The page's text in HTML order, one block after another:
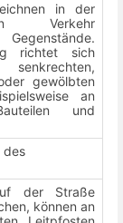
in der
Verkehr
Gegenstände.
richtet sich
gewölbten
an
und
des
der Straße
können an